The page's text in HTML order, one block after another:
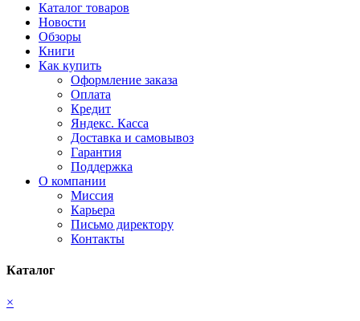
Каталог товаров
Новости
Обзоры
Книги
Как купить
Оформление заказа
Оплата
Кредит
Яндекс. Касса
Доставка и самовывоз
Гарантия
Поддержка
О компании
Миссия
Карьера
Письмо директору
Контакты
Каталог
×